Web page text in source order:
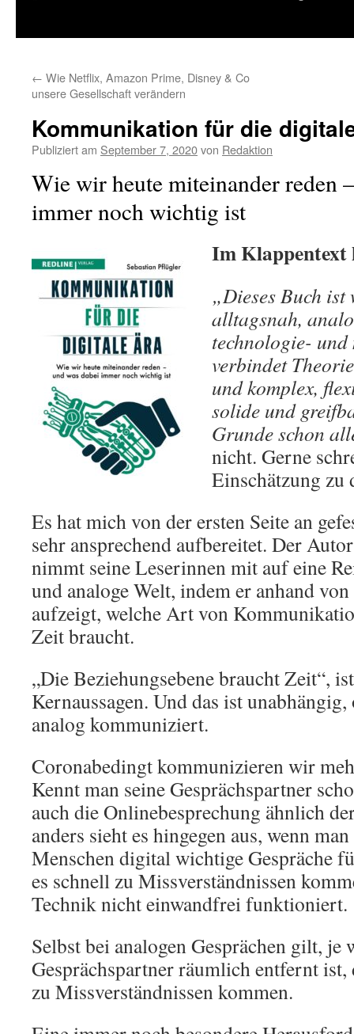
← Wie Netflix, Amazon Prime, Disney & Co
unsere Gesellschaft verändern
Kommunikation für die
Publiziert am September 7, 2020von Redaktion
Wie wir heute miteinander reden
immer noch wichtig ist
Im Klappentext
„Dieses Buch
alltagsnah,
technologie- und
verbindet
und komplex,
solide und
Grunde schon
nicht. Gerne
Einschätzung zu
Es hat mich von der ersten Seite an
sehr ansprechend aufbereitet. Der
nimmt seine Leserinnen mit auf eine
und analoge Welt, indem er anhand
aufzeigt, welche Art von
Zeit braucht.
„Die Beziehungsebene braucht Zeit“,
Kernaussagen. Und das ist
analog kommuniziert.
Coronabedingt kommunizieren wir
Kennt man seine Gesprächspartner
auch die Onlinebesprechung ähnlich
anders sieht es hingegen aus, wenn
Menschen digital wichtige Gespräche
es schnell zu Missverständnissen
Technik nicht einwandfrei funktioniert.
Selbst bei analogen Gesprächen gilt, je
Gesprächspartner räumlich entfernt ist,
zu Missverständnissen kommen.